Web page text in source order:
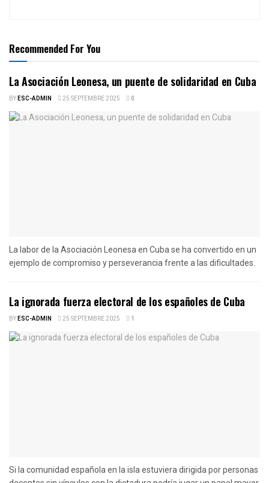
Recommended For You
La Asociación Leonesa, un puente de solidaridad en Cuba
BYESC-ADMIN 25 SEPTEMBRE 2025 0
La labor de la Asociación Leonesa en Cuba se ha convertido en un
ejemplo de compromiso y perseverancia frente a las dificultades.
La ignorada fuerza electoral de los españoles de Cuba
BYESC-ADMIN 25 SEPTEMBRE 2025 1
Si la comunidad española en la isla estuviera dirigida por personas